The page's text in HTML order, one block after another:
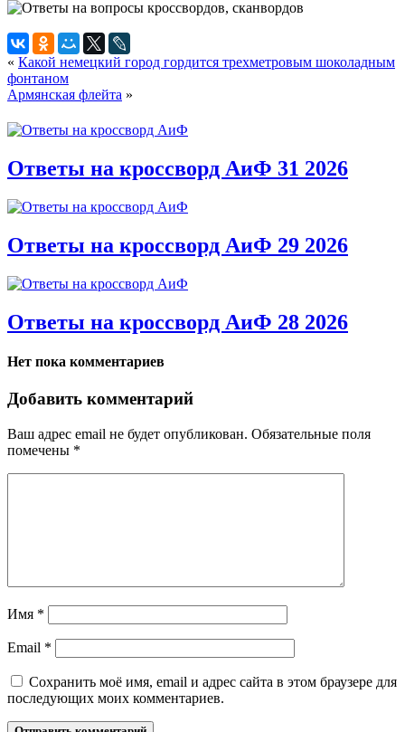
« Какой немецкий город гордится трехметровым шоколадным
фонтаном
Армянская флейта »
Ответы на кроссворд АиФ 31 2026
Ответы на кроссворд АиФ 29 2026
Ответы на кроссворд АиФ 28 2026
Нет пока комментариев
Добавить комментарий
Ваш адрес email не будет опубликован. Обязательные поля
помечены *
Имя *
Email *
Сохранить моё имя, email и адрес сайта в этом браузере для
последующих моих комментариев.